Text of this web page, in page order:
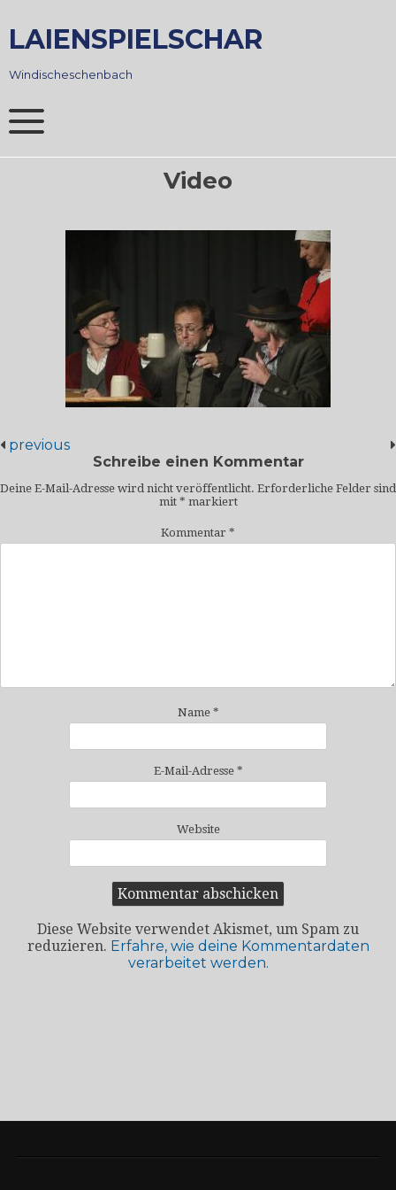
to
content
LAIENSPIELSCHAR
Windischeschenbach
Video
previous
Schreibe einen Kommentar
Deine E-Mail-Adresse wird nicht veröffentlicht. Erforderliche Felder sind
mit * markiert
Kommentar *
Name *
E-Mail-Adresse *
Website
Diese Website verwendet Akismet, um Spam zu
reduzieren. Erfahre, wie deine Kommentardaten
verarbeitet werden.